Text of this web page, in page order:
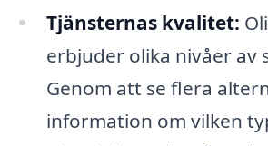
Tjänsternas kvalitet:
erbjuder olika nivåer av
Genom att se flera
information om vilken